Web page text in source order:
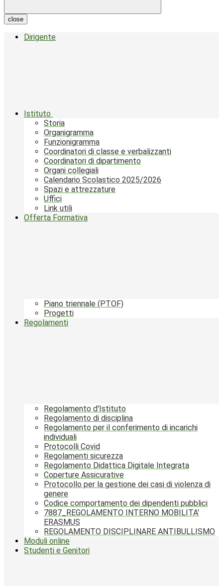
close
Dirigente
Istituto
Storia
Organigramma
Funzionigramma
Coordinatori di classe e verbalizzanti
Coordinatori di dipartimento
Organi collegiali
Calendario Scolastico 2025/2026
Spazi e attrezzature
Uffici
Link utili
Offerta Formativa
Piano triennale (PTOF)
Progetti
Regolamenti
Regolamento d'Istituto
Regolamento di disciplina
Regolamento per il conferimento di incarichi
individuali
Protocolli Covid
Regolamenti sicurezza
Regolamento Didattica Digitale Integrata
Coperture Assicurative
Protocollo per la gestione dei casi di violenza di
genere
Codice comportamento dei dipendenti pubblici
7887_REGOLAMENTO INTERNO MOBILITA'
ERASMUS
REGOLAMENTO DISCIPLINARE ANTIBULLISMO
Moduli online
Studenti e Genitori